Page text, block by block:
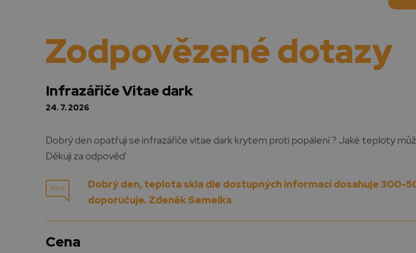
Zodpovězené dotazy
Infrazářiče Vitae dark
24. 7. 2026
Dobrý den opatřuji se infrazářiče vitae dark krytem proti popálení ? Jaké teploty
Děkuji za odpověď
Dobrý den, teplota skla dle dostupných informací dosahuje 300-
doporučuje. Zdeněk Semelka
cena